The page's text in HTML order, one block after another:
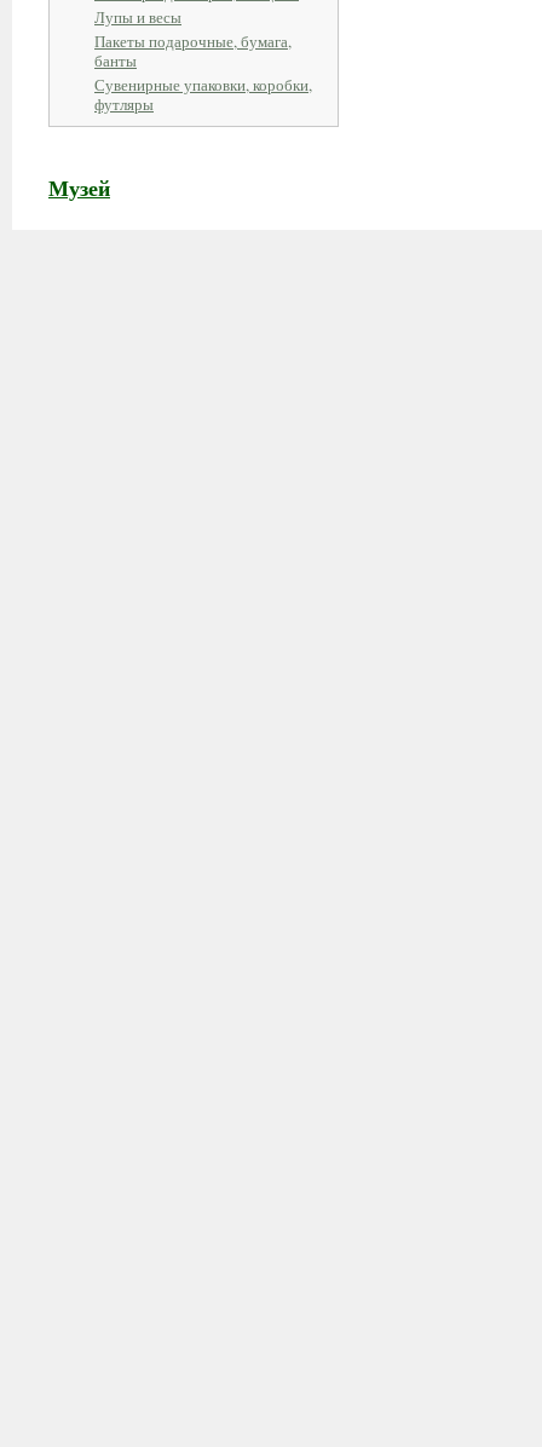
Лупы и весы
Пакеты подарочные, бумага,
банты
Сувенирные упаковки, коробки,
футляры
Музей